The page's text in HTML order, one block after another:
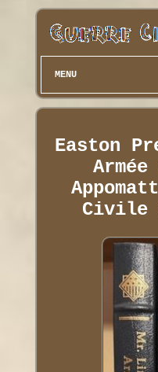
MENU
Easton
Civile